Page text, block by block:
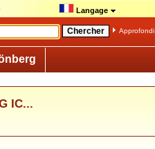
Langage
Approfondi
IC...